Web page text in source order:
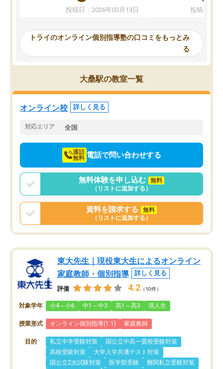
ないのは私たち講師の責任です」と言
ってくださり、確かに！と考えて、思
ったんですが、学生の先生から学ぶこ
み、徐々に成績が上がったらいいなと
思っていました。何が今足りないのか
を的確に指導いただき、子どももびっ
くりするほど楽しんでやる気を持って
塾を受けています。狙い通り、少しず
つ成績も上がり、苦手意識も無くなっ
てきたので、さらに苦手な数学も追加
でお願いしました。来年の高校受験に
投稿日：2026年03月13日
可能なので本当に助か
らないところをピンポイ
頂いて、とてもわかり
していました。一生を
スト、多少お金がかかっ
投稿日：
トライのオンライン個別指導塾の口コミをもっとみ
る
大桑駅の教室一覧
オンライン校 詳しく見る
対応エリア 全国
通話
無料 電話で問い合わせする
無料体験を申し込む
無料
（リストに追加する）
資料を請求する
無料
（リストに追加する）
東大先生｜現役東大生によるオンライン
家庭教師・個別指導
詳しく見る
評価 4.2 （10件）
対象学年 小4～小6 中1～中3 高1～高3 浪人生
授業形式 オンライン個別指導(1:1) 家庭教師
目的 私立中学受験対策
国公立中高一貫校受験対策
高校受験対策
大学入学共通テスト対策
国公立2次試験対策
医学部受験
難関私立受験対策